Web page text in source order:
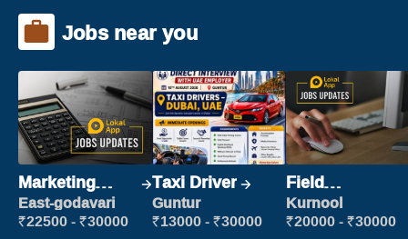
Jobs near you
Marketing
Executive
East-godavari
₹22500 - ₹30000
Taxi Driver
Guntur
₹13000 - ₹30000
Field
Marketing
Executive
Kurnool
₹20000 - ₹30000